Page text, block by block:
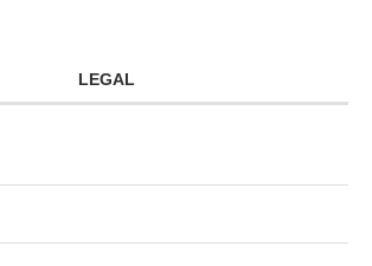
LEGAL